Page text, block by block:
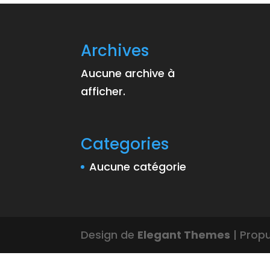
Archives
Aucune archive à
afficher.
Categories
Aucune catégorie
Design de Elegant Themes |